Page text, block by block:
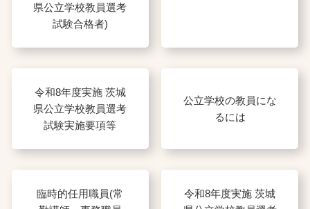
県公立学校教員選考
試験合格者)
令和8年度実施 茨城
県公立学校教員選考
試験実施要項等
公立学校の教員にな
るには
臨時的任用職員(常
令和8年度実施 茨城